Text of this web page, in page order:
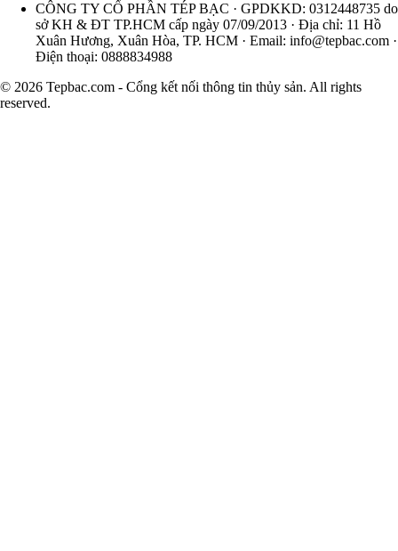
CÔNG TY CỔ PHẦN TÉP BẠC · GPDKKD: 0312448735 do
sở KH & ĐT TP.HCM cấp ngày 07/09/2013 · Địa chỉ: 11 Hồ
Xuân Hương, Xuân Hòa, TP. HCM · Email: info@tepbac.com ·
Điện thoại: 0888834988
© 2026 Tepbac.com - Cổng kết nối thông tin thủy sản. All rights
reserved.